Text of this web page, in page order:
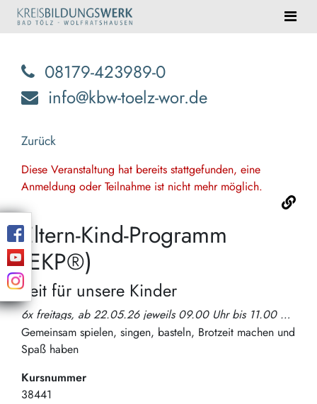
08179-423989-0
info@kbw-toelz-wor.de
Zurück
Diese Veranstaltung hat bereits stattgefunden, eine
Anmeldung oder Teilnahme ist nicht mehr möglich.
Eltern-Kind-Programm
(EKP®)
Zeit für unsere Kinder
6x freitags, ab 22.05.26 jeweils 09.00 Uhr bis 11.00 Uhr
Gemeinsam spielen, singen, basteln, Brotzeit machen und
Spaß haben
Kursnummer
38441